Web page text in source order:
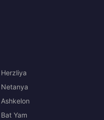
Herzliya
Netanya
Ashkelon
Bat Yam